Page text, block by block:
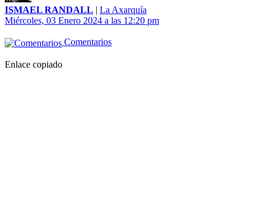
ISMAEL RANDALL | La Axarquía
Miércoles, 03 Enero 2024 a las 12:20 pm
Comentarios
Enlace copiado